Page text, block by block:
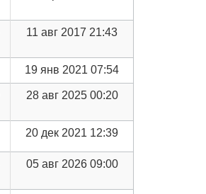
11 авг 2017 21:43
19 янв 2021 07:54
28 авг 2025 00:20
20 дек 2021 12:39
05 авг 2026 09:00